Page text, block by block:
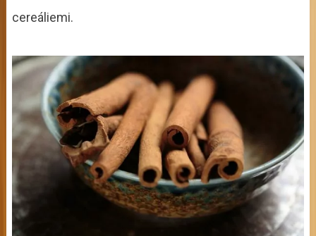
cereáliemi.